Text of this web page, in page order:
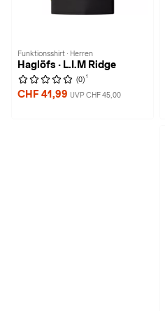
Funktionsshirt · Herren
Haglöfs · L.I.M Ridge
(0) 1
CHF 41,99 UVP CHF 45,00